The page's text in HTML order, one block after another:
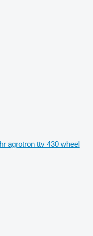
agrotron ttv 430 wheel